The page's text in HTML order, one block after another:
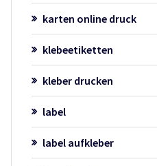
karten online druck
klebeetiketten
kleber drucken
label
label aufkleber